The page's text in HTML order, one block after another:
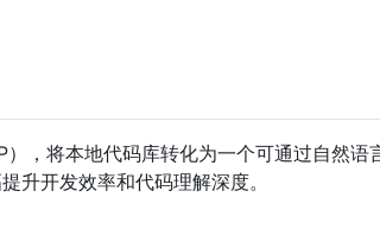
，将本地代码库转化为一个可通过自然
升开发效率和代码理解深度。